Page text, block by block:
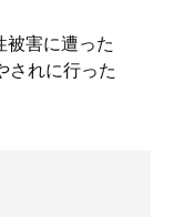
害に遭った
されに行った